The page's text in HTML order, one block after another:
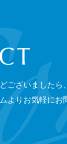
ございましたら
よりお気軽にお